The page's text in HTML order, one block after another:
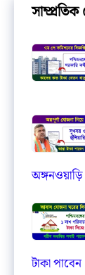
অঙ্গনওয়াড়ি
টাকা